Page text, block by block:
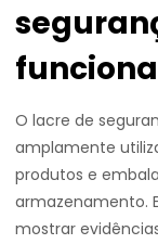
O lacre de
amplamente
produtos e
armazenamento.
mostrar